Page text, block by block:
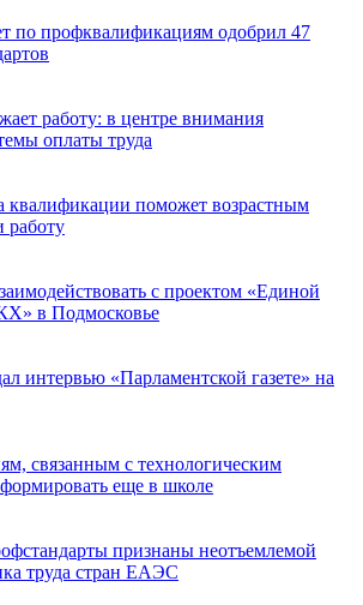
по профквалификациям одобрил 47
работу: в центре внимания
оплаты труда
квалификации поможет возрастным
работу
с проектом «Единой
в Подмосковье
интервью «Парламентской газете» на
связанным с технологическим
еще в школе
признаны неотъемлемой
труда стран ЕАЭС